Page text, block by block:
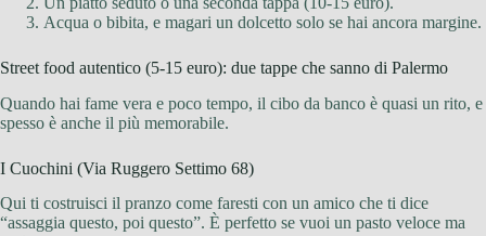
Acqua o bibita, e magari un dolcetto solo se hai ancora margine.
Street food autentico (5-15 euro): due tappe che sanno di Palermo
Quando hai fame vera e poco tempo, il cibo da banco è quasi un rito, e
spesso è anche il più memorabile.
I Cuochini (Via Ruggero Settimo 68)
Qui ti costruisci il pranzo come faresti con un amico che ti dice
“assaggia questo, poi questo”. È perfetto se vuoi un pasto veloce ma